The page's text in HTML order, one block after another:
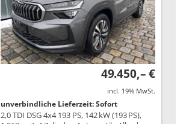
49.450,– €
incl. 19% MwSt.
unverbindliche Lieferzeit: Sofort
2,0 TDI DSG 4x4 193 PS, 142 kW (193 PS),